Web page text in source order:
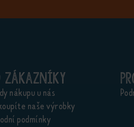
zákazníky
nákupu u nás
naše výrobky
podmínky